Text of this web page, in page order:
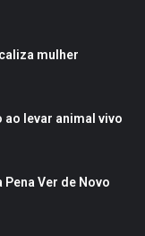
mulher
levar animal vivo
Ver de Novo